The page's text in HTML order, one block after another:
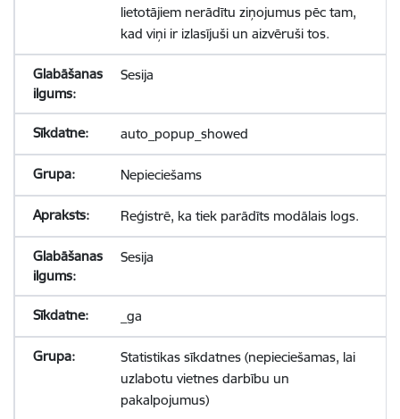
lietotājiem nerādītu ziņojumus pēc tam,
kad viņi ir izlasījuši un aizvēruši tos.
Sesija
auto_popup_showed
Nepieciešams
Reģistrē, ka tiek parādīts modālais logs.
Sesija
_ga
Statistikas sīkdatnes (nepieciešamas, lai
uzlabotu vietnes darbību un
pakalpojumus)